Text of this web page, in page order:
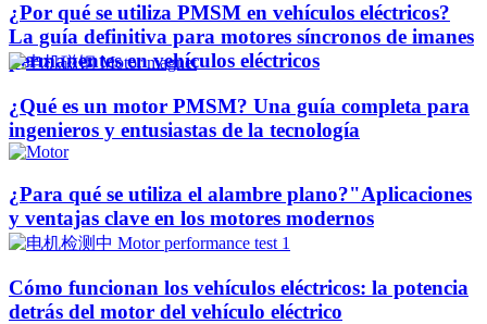
¿Por qué se utiliza PMSM en vehículos eléctricos?
La guía definitiva para motores síncronos de imanes
permanentes en vehículos eléctricos
¿Qué es un motor PMSM? Una guía completa para
ingenieros y entusiastas de la tecnología
¿Para qué se utiliza el alambre plano?"Aplicaciones
y ventajas clave en los motores modernos
Cómo funcionan los vehículos eléctricos: la potencia
detrás del motor del vehículo eléctrico